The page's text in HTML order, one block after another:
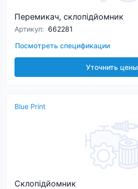
Перемикач, склопідйомник
Артикул: 662281
Посмотреть спецификации
Уточнить цены
Blue Print
Склопідйомник